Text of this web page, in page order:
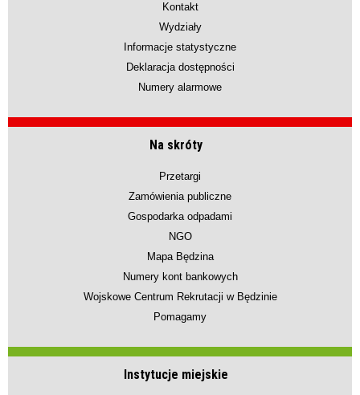
Kontakt
Wydziały
Informacje statystyczne
Deklaracja dostępności
Numery alarmowe
Na skróty
Przetargi
Zamówienia publiczne
Gospodarka odpadami
NGO
Mapa Będzina
Numery kont bankowych
Wojskowe Centrum Rekrutacji w Będzinie
Pomagamy
Instytucje miejskie